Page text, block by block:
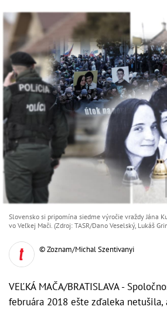
Slovensko si pripomína siedme výročie vraždy Jána
vo Veľkej Mači. (Zdroj: TASR/Dano Veselský, Lukáš
© Zoznam/Michal Szentivanyi
VEĽKÁ MAČA/BRATISLAVA -
februára 2018 ešte zďaleka netušila,